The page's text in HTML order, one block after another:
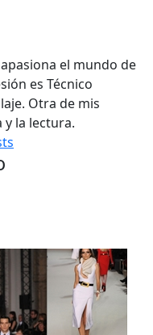
el mundo de
es Técnico
Otra de mis
y la lectura.